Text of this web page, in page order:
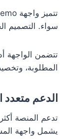
سواء. التصميم
تتضمن الواجهة
المطلوبة،
الدعم متعدد
يشمل واجهة